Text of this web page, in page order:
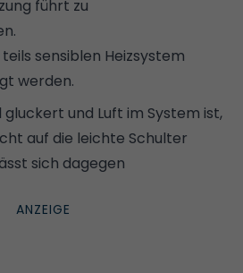
führt zu
sensiblen Heizsystem
werden.
gluckert und Luft im System ist,
auf die leichte Schulter
sich dagegen